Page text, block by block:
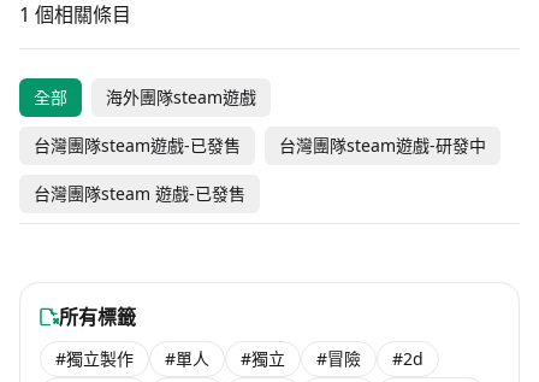
1 個相關條目
全部 海外團隊steam遊戲
台灣團隊steam遊戲-已發售 台灣團隊steam遊戲-研發中
台灣團隊steam 遊戲-已發售
Grumpy Football
#動作 #休閒
所有標籤
#獨立製作 #單人 #獨立 #冒險
#2d